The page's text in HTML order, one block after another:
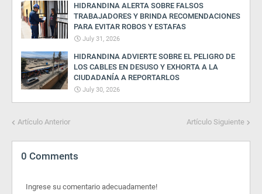
HIDRANDINA ALERTA SOBRE FALSOS
TRABAJADORES Y BRINDA RECOMENDACIONES
PARA EVITAR ROBOS Y ESTAFAS
July 31, 2026
HIDRANDINA ADVIERTE SOBRE EL PELIGRO DE
LOS CABLES EN DESUSO Y EXHORTA A LA
CIUDADANÍA A REPORTARLOS
July 30, 2026
Artículo Anterior Artículo Siguiente
0 Comments
Ingrese su comentario adecuadamente!